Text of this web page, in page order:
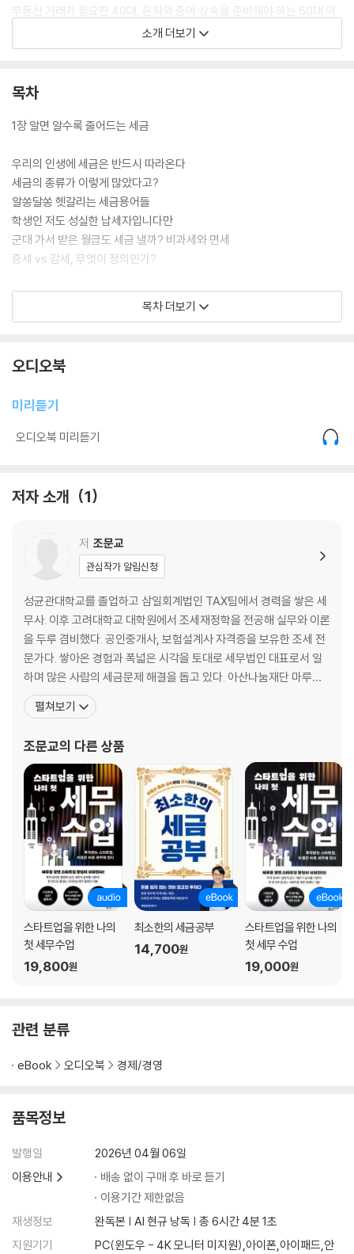
부동산 거래가 필요한 40대, 은퇴와 증여·상속을 준비해야 하는 50대 이
상 부모까지 생애주기별로 알아두면 내 자산을 지킬 수 있는 세금 지식이
챕터별로 상세히 설명되어 있다. 세금 책이 어렵다는 편견과는 달리, 구체
흥미로운 상식들도 풍부히 담았다. 특히 부모가 세금을 모르는 ‘세알못’ 자
소개 더보기
목차
1장 알면 알수록 줄어드는 세금
우리의 인생에 세금은 반드시 따라온다
세금의 종류가 이렇게 많았다고?
알쏭달쏭 헷갈리는 세금용어들
학생인 저도 성실한 납세자입니다만
군대 가서 받은 월급도 세금 낼까? 비과세와 면세
증세 vs 감세, 무엇이 정의인가?
2장 직장인이 알아야 할 세금 상식
연봉 1억 원이면 세금 얼마나 낼까?
투잡해서 추가 소득이 생겼을 때 세금처리
적금, 펀드? 재테크의 기본은 세금이다
절세고수는 어떤 금융상품에 가입할까?
비트코인하려면 지금 해야 한다, 비트코인 과세유예
연금저축계좌와 연금보험은 어떻게 다를까?
4장 부동산을 거래할 때 알아야 할 세금 상식
부동산이 있으면 꼭 알아야 할 세금들
이사하며 양도소득세 비과세 적용받는 방법
아는 사람만 아는 양도소득세 절세방법
다주택자가 됐다면? 최소한 중과만은 피하자
임대소득이 발생하면 무조건 세금 내는 걸까?
5장 은퇴자가 알아야 할 세금 상식
퇴직소득세가 근로소득세보다 적은 이유
퇴직연금의 종류와 유리한 방법은?
국민연금, 공무원연금은 어떻게 과세될까?
국민연금만으로는 안 된다! 주택연금 받으면 세금은 어떻게 될까?
자식들이 주는 용돈도 과세될까?
6장 재산을 물려줄 때 알아야 할 세금 상식
재산 물려줄 때 꼭 알아야 하는 세금들
자식에게 부동산 주는 기술, 부담부증여와 저가양도
상속세, 증여세 절세 노하우 10가지
7장 사업자가 알아야 할 세금 상식
개인사업자 vs 법인사업자 무엇이 유리할까?
사업용차, 페라리 타도 괜찮을까?
목차 더보기
오디오북
미리듣기
오디오북 미리듣기
저자 소개 1
저 조문교
관심작가 알림신청
성균관대학교를 졸업하고 삼일회계법인 TAX팀에서 경력을 쌓은 세
무사. 이후 고려대학교 대학원에서 조세재정학을 전공해 실무와 이론
을 두루 겸비했다. 공인중개사, 보험설계사 자격증을 보유한 조세 전
문가다. 쌓아온 경험과 폭넓은 시각을 토대로 세무법인 대표로서 일
하며 많은 사람의 세금문제 해결을 돕고 있다. 아산나눔재단 마루커
넥트, 연세대학교·경희대학교·인하대학교 창업지원단 등에서 스타트
업 멘토로도 활동하며 많은 창업자를 지원하고 있다. 그의 삶의 가치
하는 데 있다. 오늘도 사람들의 이야기에 귀를 기울이며 그 속에서
펼쳐보기
조문교의 다른 상품
스타트업을 위한 나의
첫 세무수업
19,800원
최소한의 세금공부
14,700원
스타트업을 위한 나의
첫 세무 수업
19,000원
관련 분류
eBook 오디오북 경제/경영
품목정보
발행일
2026년 04월 06일
이용안내
배송 없이 구매 후 바로 듣기
이용기간 제한없음
재생정보
완독본 | AI 현규 낭독 | 총 6시간 4분 1초
지원기기
PC(윈도우 - 4K 모니터 미지원),아이폰,아이패드,안